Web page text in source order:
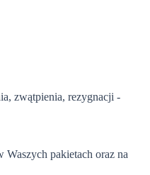
zwątpienia, rezygnacji -
Waszych pakietach oraz na